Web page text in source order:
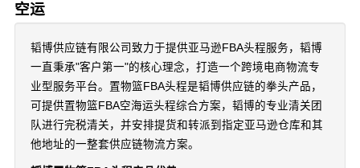
空运
韬博供应链有限公司致力于提供亚马逊FBA头程服务，韬博
一直秉承"客户第一"的核心理念，打造一个跨境电商物流专
业型服务平台。置物篮FBA头程是韬博供应链的拳头产品，
可提供置物篮FBA空海运头程综合方案，韬博的专业清关团
队进行完税清关，并安排提货和转派到指定亚马逊仓库和其
他地址的一整套供应链物流方案。